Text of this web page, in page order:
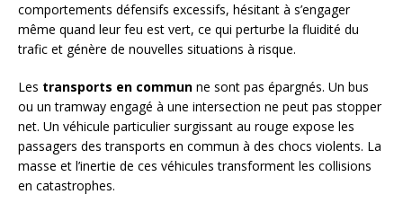
comportements défensifs excessifs, hésitant à s’engager
même quand leur feu est vert, ce qui perturbe la fluidité du
trafic et génère de nouvelles situations à risque.
Les transports en commun ne sont pas épargnés. Un bus
ou un tramway engagé à une intersection ne peut pas stopper
net. Un véhicule particulier surgissant au rouge expose les
passagers des transports en commun à des chocs violents. La
masse et l’inertie de ces véhicules transforment les collisions
en catastrophes.